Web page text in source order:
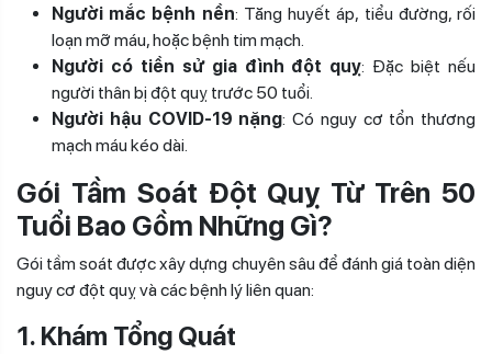
Người mắc bệnh nền: Tăng huyết áp, tiểu đường, rối
loạn mỡ máu, hoặc bệnh tim mạch.
Người có tiền sử gia đình đột quỵ: Đặc biệt nếu
người thân bị đột quỵ trước 50 tuổi.
Người hậu COVID-19 nặng: Có nguy cơ tổn thương
mạch máu kéo dài.
Gói Tầm Soát Đột Quỵ Từ Trên 50
Tuổi Bao Gồm Những Gì?
Gói tầm soát được xây dựng chuyên sâu để đánh giá toàn diện
nguy cơ đột quỵ và các bệnh lý liên quan:
1. Khám Tổng Quát